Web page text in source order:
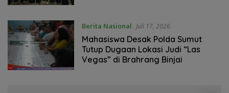
Berita Nasional Juli 17, 2026
Mahasiswa Desak Polda Sumut
Tutup Dugaan Lokasi Judi “Las
Vegas” di Brahrang Binjai